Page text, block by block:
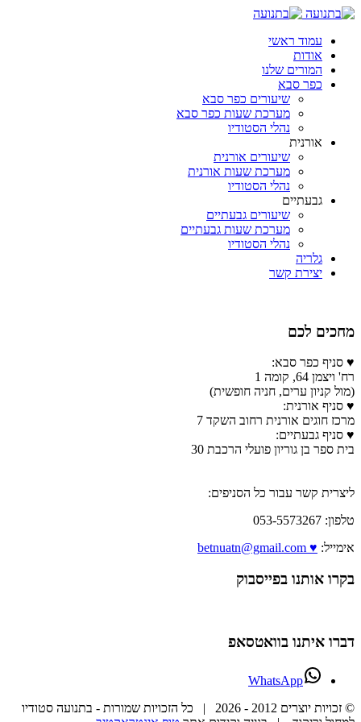
עמוד ראשי
אודות
המורים שלנו
כפר סבא
שיעורים כפר סבא
מערכת שעות כפר סבא
נהלי הסטודיו
אורנית
שיעורים אורנית
מערכת שעות אורנית
נהלי הסטודיו
גבעתיים
שיעורים גבעתיים
מערכת שעות גבעתיים
נהלי הסטודיו
גלריה
יצירת קשר
מחכים לכם
♥ סניף כפר סבא:
רח' ויצמן 64, קומה 1
(מול קניון ערים, חניה חופשית)
♥ סניף אורנית:
מרכז חוגים אורנית רחוב השקד 7
♥ סניף גבעתיים:
בית ספר בן גוריון פועלי הרכבת 30
ליצרית קשר עבור כל הסניפים:
טלפון: 053-5573267
אימייל: ♥ betnuatn@gmail.com
בקרו אותנו בפייסבוק
דברו איתנו בוואטסאפ
WhatsApp
© זכויות יוצרים 2012 -
2026 | כל הזכויות שמורות - בתנועה סטודיו